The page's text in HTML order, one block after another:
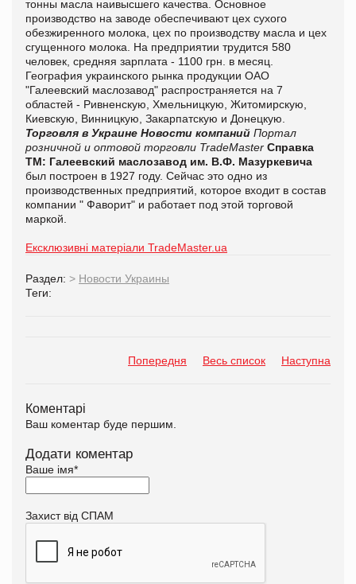
тонны масла наивысшего качества. Основное
производство на заводе обеспечивают цех сухого
обезжиренного молока, цех по производству масла и цех
сгущенного молока. На предприятии трудится 580
человек, средняя зарплата - 1100 грн. в месяц.
География украинского рынка продукции ОАО
"Галеевский маслозавод" распространяется на 7
областей - Ривненскую, Хмельницкую, Житомирскую,
Киевскую, Винницкую, Закарпатскую и Донецкую.
Торговля в Украине Новости компаний Портал
розничной и оптовой торговли TradeMaster Справка
ТМ: Галеевский маслозавод им. В.Ф. Мазуркевича
был построен в 1927 году. Сейчас это одно из
производственных предприятий, которое входит в состав
компании " Фаворит" и работает под этой торговой
маркой.
Ексклюзивні матеріали TradeMaster.ua
Раздел: > Новости Украины
Теги:
Попередня Весь список Наступна
Коментарі
Ваш коментар буде першим.
Додати коментар
Ваше імя*
Захист від СПАМ